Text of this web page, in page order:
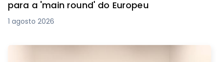
para a 'main round' do Europeu
1 agosto 2026